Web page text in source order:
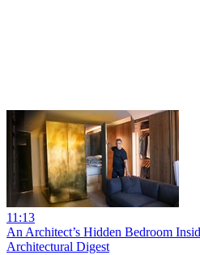
11:13
An Architect’s Hidden Bedroom
Architectural Digest